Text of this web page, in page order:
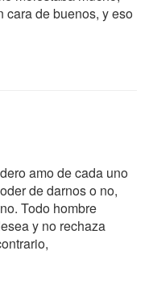
cara de buenos, y eso
amo de cada uno
de darnos o no,
Todo hombre
y no rechaza